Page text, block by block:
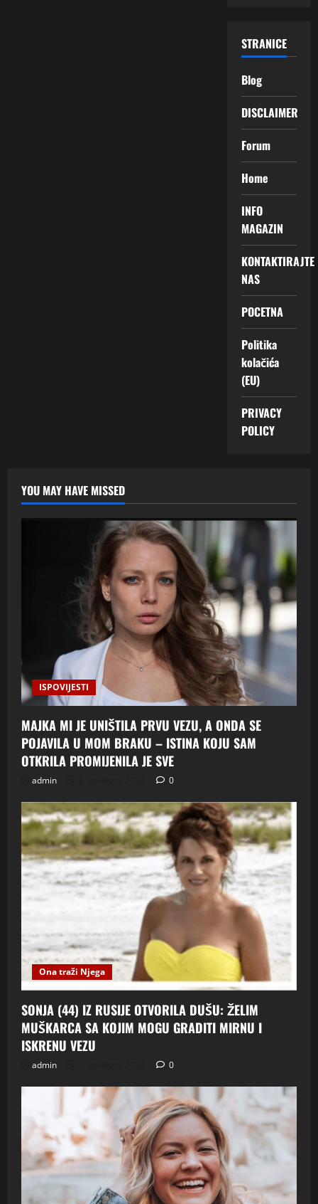
STRANICE
Blog
DISCLAIMER
Forum
Home
INFO
MAGAZIN
KONTAKTIRAJTE
NAS
POCETNA
Politika
kolačića
(EU)
PRIVACY
POLICY
YOU MAY HAVE MISSED
ISPOVIJESTI
MAJKA MI JE UNIŠTILA PRVU VEZU, A ONDA SE
POJAVILA U MOM BRAKU – ISTINA KOJU SAM
OTKRILA PROMIJENILA JE SVE
admin 0
Ona traži Njega
SONJA (44) IZ RUSIJE OTVORILA DUŠU: ŽELIM
MUŠKARCA SA KOJIM MOGU GRADITI MIRNU I
ISKRENU VEZU
admin 0